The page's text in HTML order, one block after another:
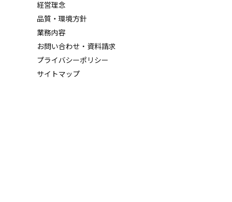
経営理念
品質・環境方針
業務内容
お問い合わせ・資料請求
プライバシーポリシー
サイトマップ